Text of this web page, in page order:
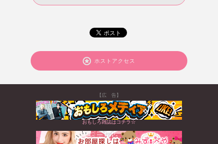
ホストアクセス
【広 告】
おもしろ雑誌はコチラ☆